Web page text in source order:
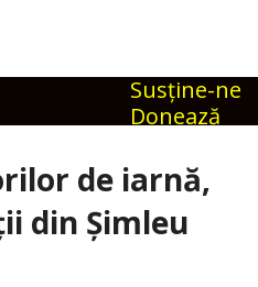
Susţine-ne
Donează
de iarnă,
din Șimleu